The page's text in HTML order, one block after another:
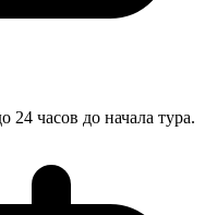
24 часов до начала тура.